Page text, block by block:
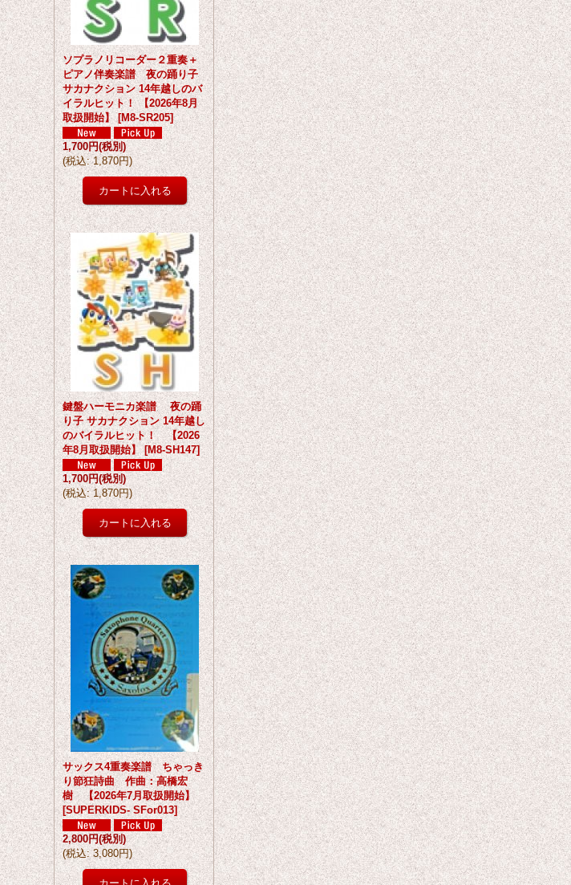
ソプラノリコーダー２重奏＋
ピアノ伴奏楽譜 夜の踊り子
サカナクション 14年越しのバ
イラルヒット！ 【2026年8月
取扱開始】 [M8-SR205]
1,700円(税別)
(税込: 1,870円)
鍵盤ハーモニカ楽譜 夜の踊
り子 サカナクション 14年越し
のバイラルヒット！ 【2026
年8月取扱開始】 [M8-SH147]
1,700円(税別)
(税込: 1,870円)
サックス4重奏楽譜 ちゃっき
り節狂詩曲 作曲：高橋宏
樹 【2026年7月取扱開始】
[SUPERKIDS- SFor013]
2,800円(税別)
(税込: 3,080円)